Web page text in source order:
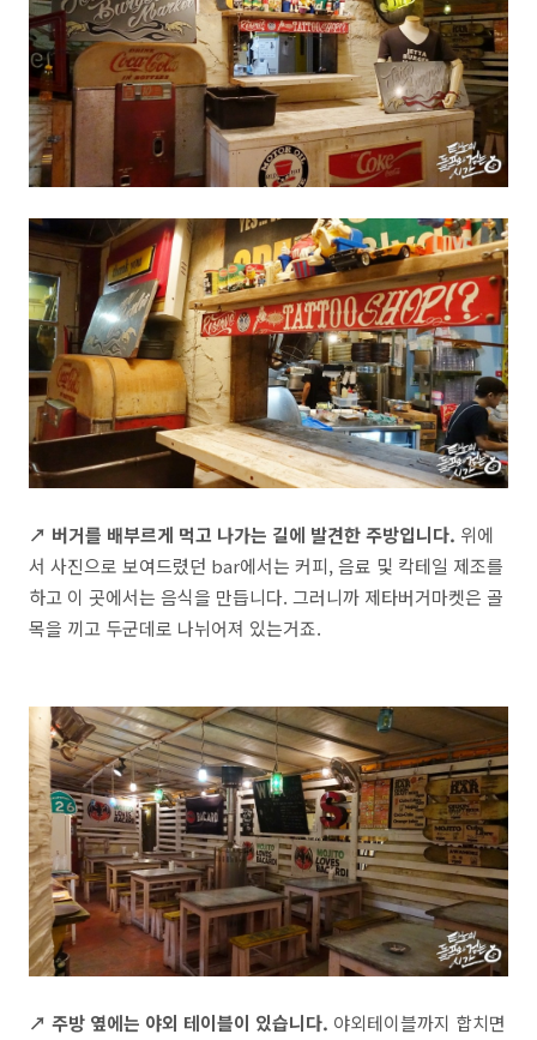
↗ 버거를 배부르게 먹고 나가는 길에 발견한 주방입니다. 위에
서 사진으로 보여드렸던 bar에서는 커피, 음료 및 칵테일 제조를
하고 이 곳에서는 음식을 만듭니다. 그러니까 제타버거마켓은 골
목을 끼고 두군데로 나뉘어져 있는거죠.
↗ 주방 옆에는 야외 테이블이 있습니다. 야외테이블까지 합치면